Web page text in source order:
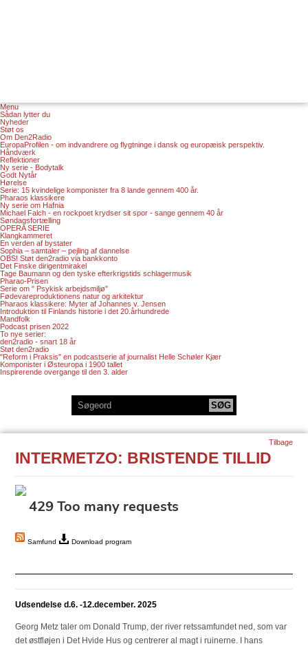
Menu
Sådan lytter du
Nyheder
Støt os
Om Den2Radio
EuropaProfilen - om indvandrere og flygtninge i dansk og europæisk perspektiv.
Håndværk
Reflektioner
Ny serie - Bodytalk
Godt Nytår
Hørelse
Serie: 15 kvindelige komponister fra 8 lande gennem 400 år.
Pharaos klassikere
Ny serie om Hafnia
Michael Falch - en rockpoet krydser sit spor - sange gennem 40 år
Søndagsfortælling
OPERA SERIE
Klangkammeret
En verden af bystater
Sophia – samtaler – pejling af dannelse
OBS! Støt den2radio via bankkonto
Det Finske dirigentmirakel
Tage Baumann og den tyske efterkrigstids schlagermusik
Pharao-Prisen
Serie om " Psykisk arbejdsmiljø"
Fødevareproduktionens natur og arkitektur
Pharaos klassikere: Myter af Johannes v. Jensen
Introduktion til Finlands historie i det 20.århundrede
Mandfolk
Podcast prisen 2022
To nye serier:
den2radio - snart 18 år
Støt den2radio
"Reform i Praksis" en podcastserie af journalist Helle Schøler Kjær
Komponister i Østeuropa i 1900 tallet
Inspirerende overgange til den 3. alder
INTERMETZO: BRISTENDE TILLID
Samfund Download program
Udsendelse d.6. -12.december. 2025
Georg Metz taler om Donald Trump, der river retssamfundet ned, som var
det østfløjen i Det Hvide Hus og centrerer al magt i ruinerne. I hans
Tilbage